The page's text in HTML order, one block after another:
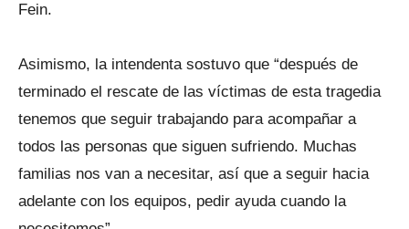
Fein.
Asimismo, la intendenta sostuvo que “después de
terminado el rescate de las víctimas de esta tragedia
tenemos que seguir trabajando para acompañar a
todos las personas que siguen sufriendo. Muchas
familias nos van a necesitar, así que a seguir hacia
adelante con los equipos, pedir ayuda cuando la